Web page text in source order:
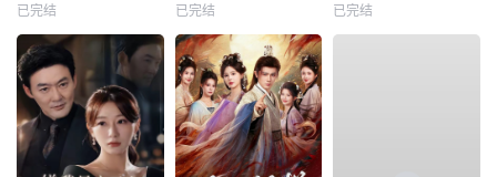
已完结 已完结 已完结